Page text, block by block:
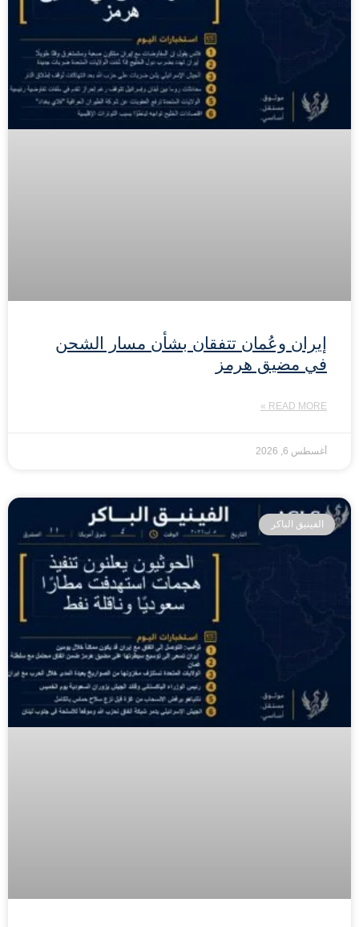
إيران وعُمان تتفقان بشأن مسار الشحن
في مضيق هرمز
READ MORE »
أغسطس 6, 2026
الفينيق الباكر